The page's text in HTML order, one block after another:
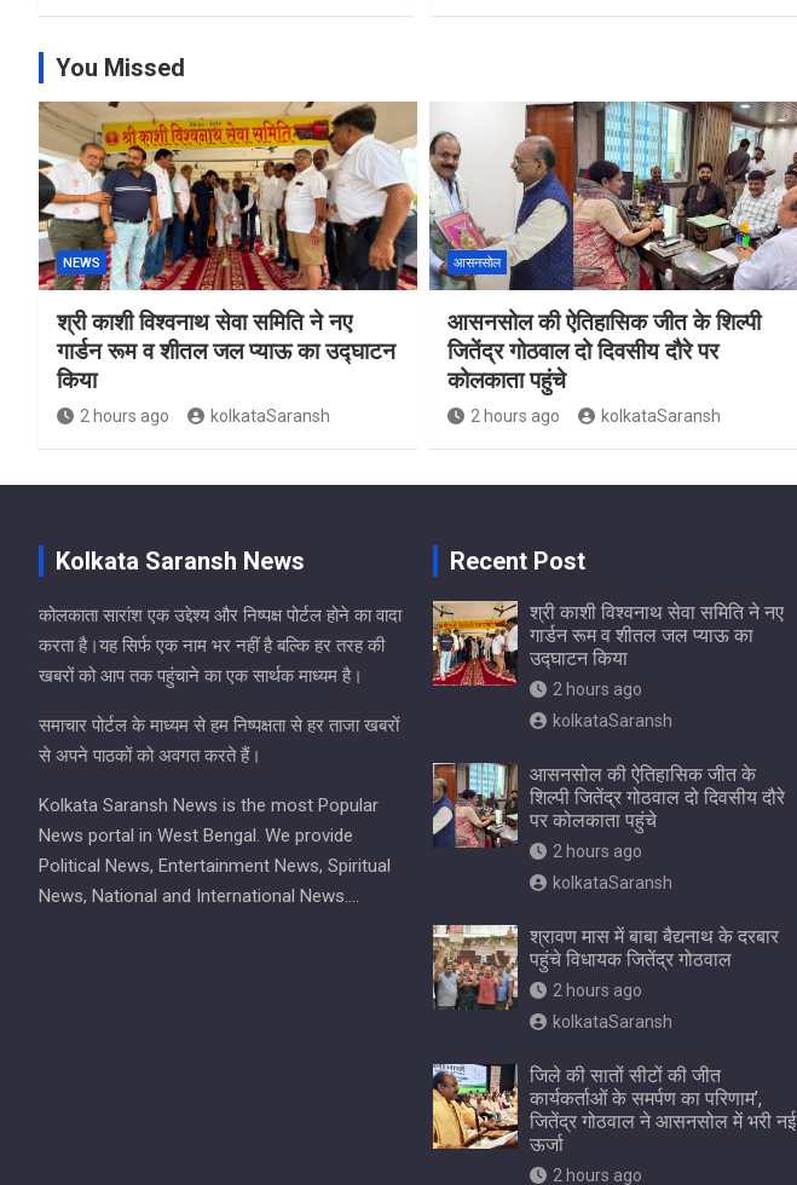
You Missed
NEWS
श्री काशी विश्वनाथ सेवा समिति ने नए
गार्डन रूम व शीतल जल प्याऊ का उद्घाटन
किया
2 hours ago kolkataSaransh
आसनसोल
आसनसोल की ऐतिहासिक जीत के शिल्पी
जितेंद्र गोठवाल दो दिवसीय दौरे पर
कोलकाता पहुंचे
2 hours ago kolkataSaransh
Kolkata Saransh News
कोलकाता सारांश एक उद्देश्य और निष्पक्ष पोर्टल होने का वादा
करता है।यह सिर्फ एक नाम भर नहीं है बल्कि हर तरह की
खबरों को आप तक पहुंचाने का एक सार्थक माध्यम है।
समाचार पोर्टल के माध्यम से हम निष्पक्षता से हर ताजा खबरों
से अपने पाठकों को अवगत करते हैं।
Kolkata Saransh News is the most Popular
News portal in West Bengal. We provide
Political News, Entertainment News, Spiritual
News, National and International News….
Recent Post
श्री काशी विश्वनाथ सेवा समिति ने नए
गार्डन रूम व शीतल जल प्याऊ का
उद्घाटन किया
2 hours ago
kolkataSaransh
आसनसोल की ऐतिहासिक जीत के
शिल्पी जितेंद्र गोठवाल दो दिवसीय दौरे
पर कोलकाता पहुंचे
2 hours ago
kolkataSaransh
श्रावण मास में बाबा बैद्यनाथ के दरबार
पहुंचे विधायक जितेंद्र गोठवाल
2 hours ago
kolkataSaransh
जिले की सातों सीटों की जीत
कार्यकर्ताओं के समर्पण का परिणाम’,
जितेंद्र गोठवाल ने आसनसोल में भरी नई
ऊर्जा
2 hours ago